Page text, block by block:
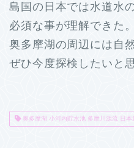
島国の日本では水道水
必須な事が理解できた。
奥多摩湖の周辺には自
ぜひ今度探検したいと
奥多摩湖 小河内貯水池 多摩川源流 日本